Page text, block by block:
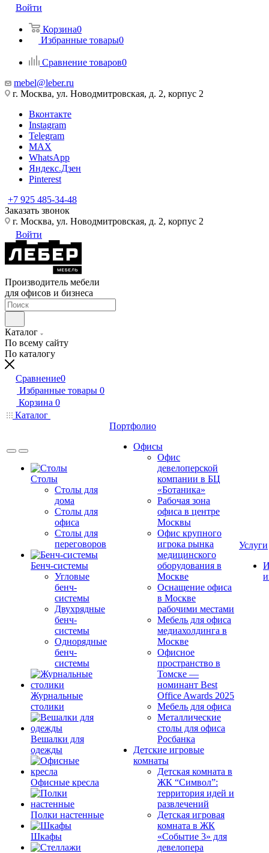
Войти
Корзина0
Избранные товары0
Сравнение товаров0
mebel@leber.ru
г. Москва, ул. Новодмитровская, д. 2, корпус 2
Вконтакте
Instagram
Telegram
MAX
WhatsApp
Яндекс.Дзен
Pinterest
+7 925 485-34-48
Заказать звонок
г. Москва, ул. Новодмитровская, д. 2, корпус 2
Войти
Производитель мебели
для офисов и бизнеса
Каталог
По всему сайту
По каталогу
Сравнение0
Избранные товары 0
Корзина 0
Каталог
Столы
Столы для
дома
Столы для
офиса
Столы для
переговоров
Бенч-системы
Угловые
бенч-
системы
Двухрядные
бенч-
системы
Однорядные
бенч-
системы
Журнальные
столики
Вешалки для
одежды
Офисные кресла
Полки настенные
Шкафы
Портфолио
Офисы
Офис
девелоперской
компании в БЦ
«Ботаника»
Рабочая зона
офиса в центре
Москвы
Офис крупного
игрока рынка
медицинского
оборудования в
Москве
Оснащение офиса
в Москве
рабочими местами
Мебель для офиса
медиахолдинга в
Москве
Офисное
пространство в
Томске —
номинант Best
Office Awards 2025
Мебель для офиса
Металлические
столы для офиса
Росбанка
Детские игровые
комнаты
Детская комната в
ЖК “Символ”:
территория идей и
развлечений
Детская игровая
комната в ЖК
«Событие 3» для
девелопера
Услуги